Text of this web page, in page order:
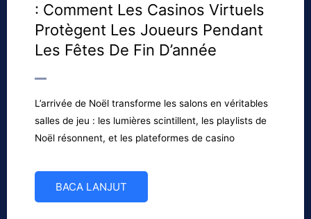
: Comment Les Casinos Virtuels
Protègent Les Joueurs Pendant
Les Fêtes De Fin D’année
L’arrivée de Noël transforme les salons en véritables
salles de jeu : les lumières scintillent, les playlists de
Noël résonnent, et les plateformes de casino
BACA LANJUT